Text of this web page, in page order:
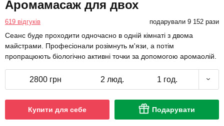
Аромамасаж для двох
619 відгуків подарували 9 152 рази
Сеанс буде проходити одночасно в одній кімнаті з двома
майстрами. Професіонали розімнуть м'язи, а потім
пропрацюють біологічно активні точки за допомогою аромаолій.
2800 грн 2 люд. 1 год.
Купити для себе Подарувати